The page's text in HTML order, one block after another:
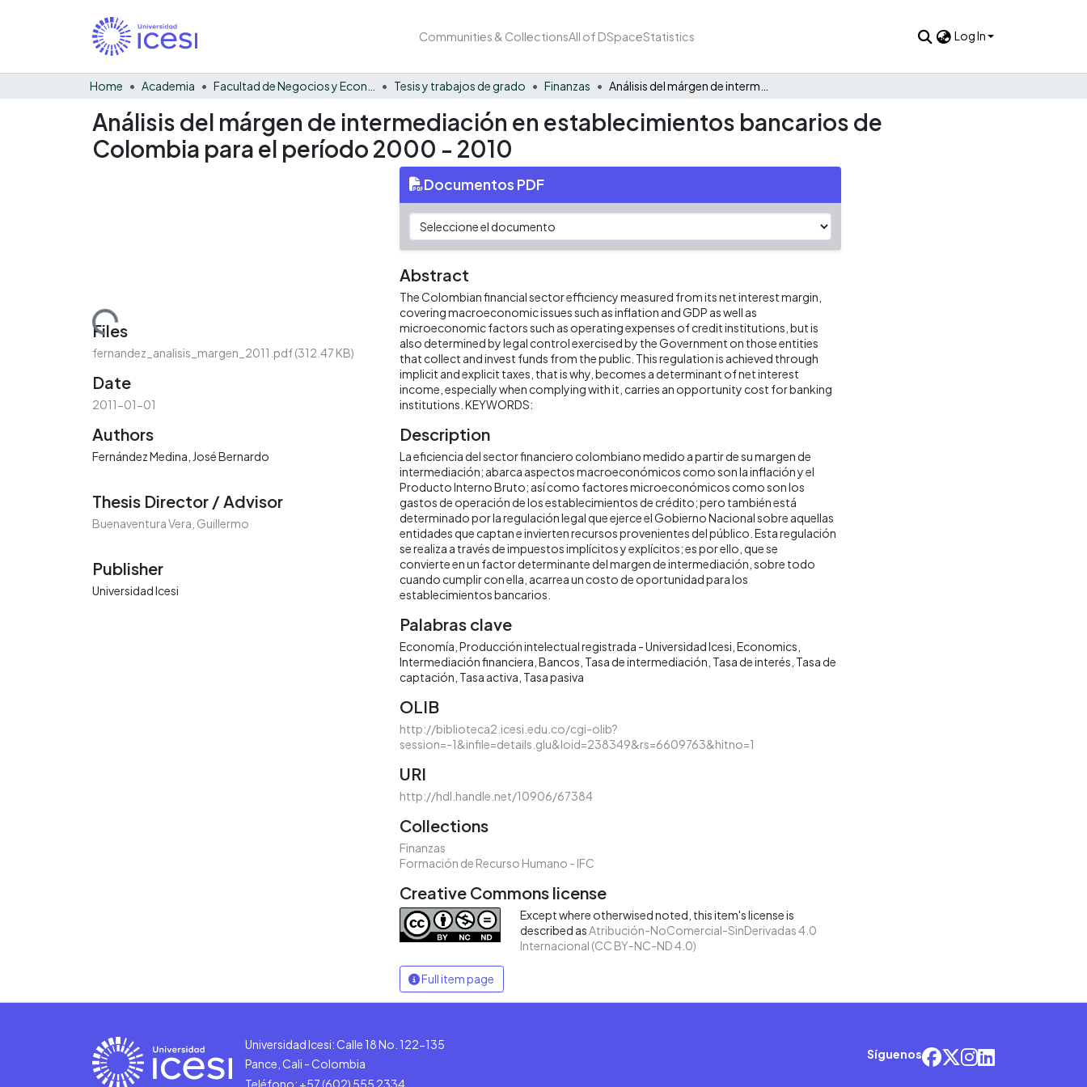
Communities & CollectionsAll of DSpaceStatistics Log In
Home Academia Tesis y trabajos de grado Finanzas
Análisis del márgen de intermediación en establecimientos bancarios de
Colombia para el período 2000 - 2010
Loading...
Files
fernandez_analisis_margen_2011.pdf(312.47 KB)
Date
2011-01-01
Authors
Fernández Medina, José Bernardo
Thesis Director / Advisor
Buenaventura Vera, Guillermo
Publisher
Universidad Icesi
Documentos PDF
Abstract
The Colombian financial sector efficiency measured from its net interest margin,
covering macroeconomic issues such as inflation and GDP as well as
microeconomic factors such as operating expenses of credit institutions, but is
also determined by legal control exercised by the Government on those entities
that collect and invest funds from the public. This regulation is achieved through
implicit and explicit taxes, that is why, becomes a determinant of net interest
income, especially when complying with it, carries an opportunity cost for banking
institutions. KEYWORDS:
Description
La eficiencia del sector financiero colombiano medido a partir de su margen de
intermediación; abarca aspectos macroeconómicos como son la inflación y el
Producto Interno Bruto; así como factores microeconómicos como son los
gastos de operación de los establecimientos de crédito; pero también está
determinado por la regulación legal que ejerce el Gobierno Nacional sobre aquellas
entidades que captan e invierten recursos provenientes del público. Esta regulación
se realiza a través de impuestos implícitos y explícitos; es por ello, que se
convierte en un factor determinante del margen de intermediación, sobre todo
cuando cumplir con ella, acarrea un costo de oportunidad para los
establecimientos bancarios.
Palabras clave
Economía Producción intelectual registrada - Universidad Icesi Economics
Intermediación financiera Bancos Tasa de intermediación Tasa de interés Tasa de
captación Tasa activa Tasa pasiva
OLIB
http://biblioteca2.icesi.edu.co/cgi-olib?
session=-1&infile=details.glu&loid=238349&rs=6609763&hitno=1
URI
http://hdl.handle.net/10906/67384
Collections
Finanzas
Formación de Recurso Humano - IFC
Creative Commons license
Except where otherwised noted, this item's license is
described as Atribución-NoComercial-SinDerivadas 4.0
Internacional (CC BY-NC-ND 4.0)
Full item page
Universidad Icesi: Calle 18 No. 122-135
Pance, Cali - Colombia
Teléfono: +57 (602) 555 2334
Síguenos